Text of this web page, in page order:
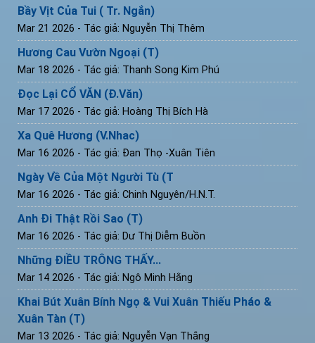
Bầy Vịt Của Tui ( Tr. Ngắn)
Mar 21 2026 - Tác giả: Nguyễn Thị Thêm
Hương Cau Vườn Ngoại (T)
Mar 18 2026 - Tác giả: Thanh Song Kim Phú
Đọc Lại CỔ VĂN (Đ.Văn)
Mar 17 2026 - Tác giả: Hoàng Thị Bích Hà
Xa Quê Hương (V.Nhac)
Mar 16 2026 - Tác giả: Đan Thọ -Xuân Tiên
Ngày Về Của Một Người Tù (T
Mar 16 2026 - Tác giả: Chinh Nguyên/H.N.T.
Anh Đi Thật Rồi Sao (T)
Mar 16 2026 - Tác giả: Dư Thị Diễm Buồn
Những ĐIỀU TRÔNG THẤY...
Mar 14 2026 - Tác giả: Ngô Minh Hằng
Khai Bút Xuân Bính Ngọ & Vui Xuân Thiếu Pháo &
Xuân Tàn (T)
Mar 13 2026 - Tác giả: Nguyễn Vạn Thắng